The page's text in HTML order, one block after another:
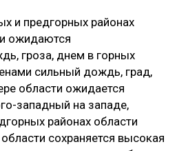
и предгорных районах
ожидаются
гроза, днем в горных
сильный дождь, град,
области ожидается
западный на западе,
районах области
сохраняется высокая